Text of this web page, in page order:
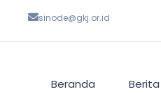
sinode@gkj.or.id
Beranda Berita